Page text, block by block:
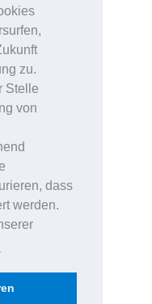
zu.
Stelle
von
dass
werden.